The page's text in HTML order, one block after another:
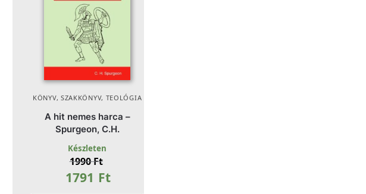
KÖNYV, SZAKKÖNYV, TEOLÓGIA
A hit nemes harca –
Spurgeon, C.H.
Készleten
1990Ft
1791 Ft